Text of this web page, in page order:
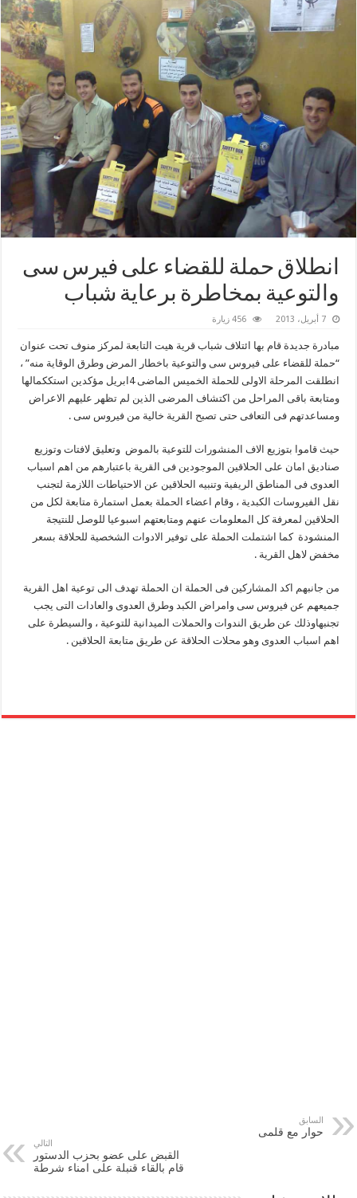
انطلاق حملة للقضاء على فيرس سى
والتوعية بمخاطرة برعاية شباب
7 أبريل، 2013 456 زيارة
مبادرة جديدة قام بها ائتلاف شباب قرية هيت التابعة لمركز منوف تحت عنوان
“حملة للقضاء على فيروس سى والتوعية باخطار المرض وطرق الوقاية منه” ،
انطلقت المرحلة الاولى للحملة الخميس الماضى 4ابريل مؤكدين استككمالها
ومتابعة باقى المراحل من اكتشاف المرضى الذين لم تظهر عليهم الاعراض
ومساعدتهم فى التعافى حتى تصبح القرية خالية من فيروس سى .
حيث قاموا بتوزيع الاف المنشورات للتوعية بالموض وتعليق لافتات وتوزيع
صناديق امان على الحلاقين الموجودين فى القرية باعتبارهم من اهم اسباب
العدوى فى المناطق الريفية وتنبيه الحلاقين عن الاحتياطات اللازمة لتجنب
نقل الفيروسات الكبدية ، وقام اعضاء الحملة بعمل استمارة متابعة لكل من
الحلاقين لمعرفة كل المعلومات عنهم ومتابعتهم اسبوعيا للوصل للنتيجة
المنشودة كما اشتملت الحملة على توفير الادوات الشخصية للحلاقة بسعر
مخفض لاهل القرية .
من جانبهم اكد المشاركين فى الحملة ان الحملة تهدف الى توعية اهل القرية
جميعهم عن فيروس سى وامراض الكبد وطرق العدوى والعادات التى يجب
تجنبهاوذلك عن طريق الندوات والحملات الميدانية للتوعية ، والسيطرة على
اهم اسباب العدوى وهو محلات الحلاقة عن طريق متابعة الحلاقين .
السابق
حوار مع قلمى
التالي
القبض على عضو بحزب الدستور
قام بالقاء قنبلة على امناء شرطة